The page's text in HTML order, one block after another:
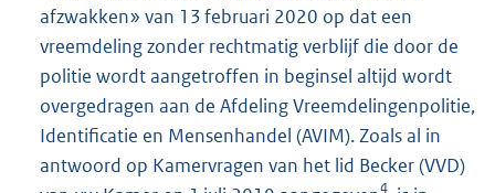
afzwakken» van 13 februari 2020 op dat een
vreemdeling zonder rechtmatig verblijf die door de
politie wordt aangetroffen in beginsel altijd wordt
overgedragen aan de Afdeling Vreemdelingenpolitie,
Identificatie en Mensenhandel (AVIM). Zoals al in
antwoord op Kamervragen van het lid Becker (VVD)
4